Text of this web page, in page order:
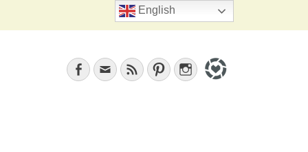
Search
Facebook
EmailFeed PinterestInstagram
English